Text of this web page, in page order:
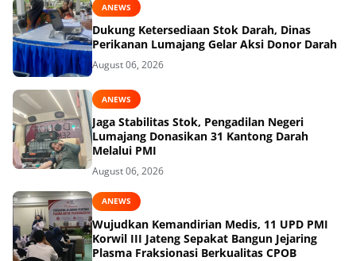
ANEWS
Dukung Ketersediaan Stok Darah, Dinas
Perikanan Lumajang Gelar Aksi Donor Darah
August 06, 2026
ANEWS
Jaga Stabilitas Stok, Pengadilan Negeri
Lumajang Donasikan 31 Kantong Darah
Melalui PMI
August 06, 2026
ANEWS
Wujudkan Kemandirian Medis, 11 UPD PMI
Korwil III Jateng Sepakat Bangun Jejaring
Plasma Fraksionasi Berkualitas CPOB